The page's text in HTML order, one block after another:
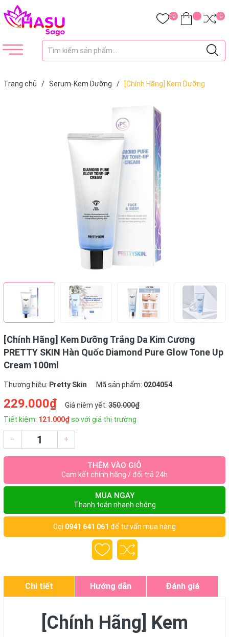
0 0
Trang chủ / Serum-Kem Dưỡng /
[Chính Hãng] Kem Dưỡng
[Chính Hãng] Kem Dưỡng Trắng Da Kim Cương
PRETTY SKIN Hàn Quốc Diamond Pure Glow Tone Up
Cream 100ml
Thương hiệu: Pretty Skin Mã sản phẩm: 0204054
229.000₫ Giá niêm yết: 350.000₫
Tiết kiệm: 121.000₫so với giá thị trường
– +
THÊM VÀO GIỎ
Cam kết chính hãng / đổi trả 24h
MUA NGAY
Thanh toán nhanh chóng
Gọi 0941 641 061 để tư vấn mua hàng
Chi tiết Hướng dẫn Đánh giá
[Chính Hãng] Kem